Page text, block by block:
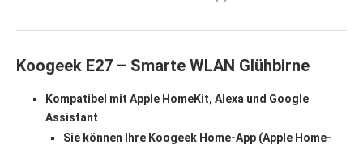
Koogeek E27 – Smarte WLAN Glühbirne
Kompatibel mit Apple HomeKit, Alexa und Google
Assistant
Sie können Ihre Koogeek Home-App (Apple Home-